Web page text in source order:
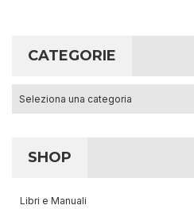
CATEGORIE
SHOP
Libri e Manuali